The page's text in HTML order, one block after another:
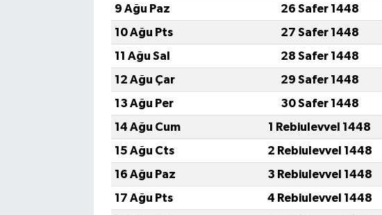
9 Ağu Paz
26 Safer 1448
10 Ağu Pts
27 Safer 1448
11 Ağu Sal
28 Safer 1448
12 Ağu Çar
29 Safer 1448
13 Ağu Per
30 Safer 1448
14 Ağu Cum
1 Rebiulevvel 1448
15 Ağu Cts
2 Rebiulevvel 1448
16 Ağu Paz
3 Rebiulevvel 1448
17 Ağu Pts
4 Rebiulevvel 1448